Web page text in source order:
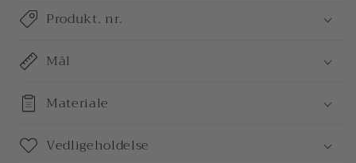
Produkt. nr.
Mål
Materiale
Vedligeholdelse